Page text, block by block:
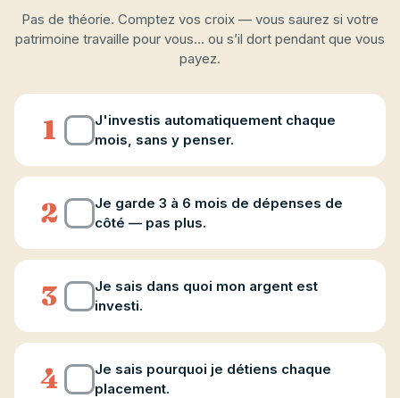
Pas de théorie. Comptez vos croix — vous saurez si votre
patrimoine travaille pour vous… ou s’il dort pendant que vous
payez.
1
J'investis automatiquement chaque
mois, sans y penser.
2
Je garde 3 à 6 mois de dépenses de
côté — pas plus.
3
Je sais dans quoi mon argent est
investi.
4
Je sais pourquoi je détiens chaque
placement.